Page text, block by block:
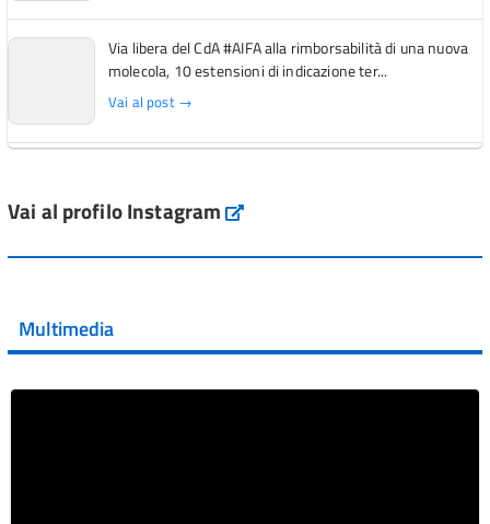
Via libera del CdA #AIFA alla rimborsabilità di una nuova
molecola, 10 estensioni di indicazione ter...
Vai al post →
Vai al post →
Vai al post →
Vai al profilo Instagram Instagram
Multimedia